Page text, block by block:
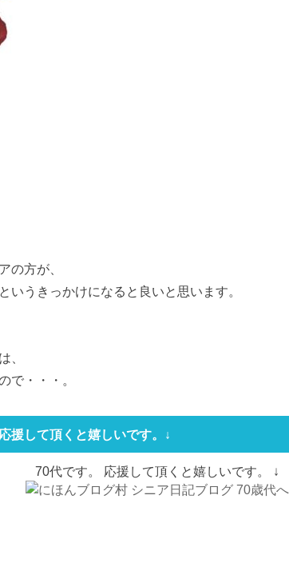
の方が、
うきっかけになると良いと思います。
、
で・・・。
援して頂くと嬉しいです。↓
70代です。 応援して頂くと嬉しいです。 ↓